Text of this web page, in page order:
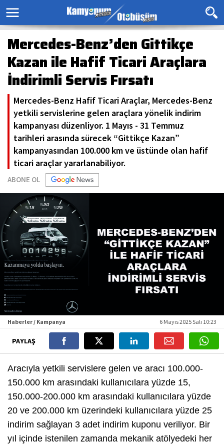
Mercedes-Benz’den Gittikçe
Kazan ile Hafif Ticari Araçlara
İndirimli Servis Fırsatı
Mercedes-Benz Hafif Ticari Araçlar, Mercedes-Benz
yetkili servislerine gelen araçlara yönelik indirim
kampanyası düzenliyor. 1 Mayıs - 31 Temmuz
tarihleri arasında sürecek “Gittikçe Kazan”
kampanyasından 100.000 km ve üstünde olan hafif
ticari araçlar yararlanabiliyor.
ABONE OL
Haberler / Kampanya 6 Mayıs 2025 Salı 10:23
PAYLAŞ
Aracıyla yetkili servislere gelen ve aracı 100.000-
150.000 km arasındaki kullanıcılara yüzde 15,
150.000-200.000 km arasındaki kullanıcılara yüzde
20 ve 200.000 km üzerindeki kullanıcılara yüzde 25
indirim sağlayan 3 adet indirim kuponu veriliyor. Bir
yıl içinde istenilen zamanda mekanik atölyedeki her